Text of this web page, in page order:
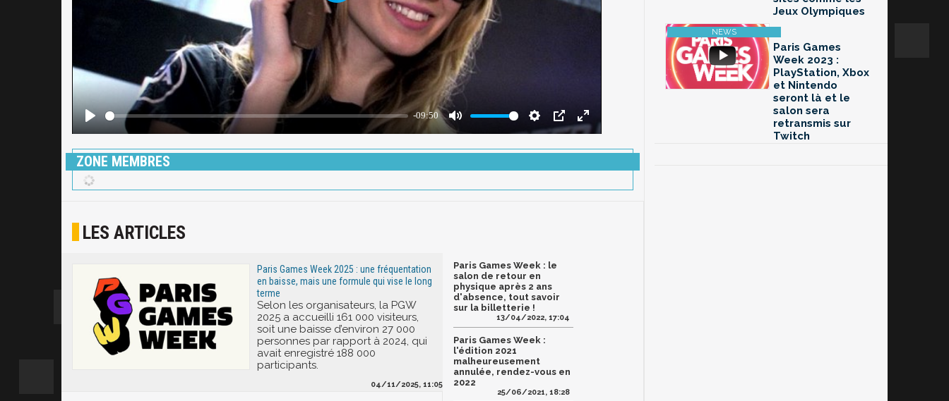
ZONE MEMBRES
LES ARTICLES
Paris Games Week 2025 : une fréquentation
en baisse, mais une formule qui vise le long
terme
Selon les organisateurs, la PGW
2025 a accueilli 161 000 visiteurs,
soit une baisse d’environ 27 000
personnes par rapport à 2024, qui
avait enregistré 188 000
participants.
04/11/2025, 11:05
Paris Games Week : le
salon de retour en
physique après 2 ans
d'absence, tout savoir
sur la billetterie !
13/04/2022, 17:04
Paris Games Week :
l'édition 2021
malheureusement
annulée, rendez-vous en
2022
25/06/2021, 18:28
Jeux Olympiques
Paris Games
Week 2023 :
PlayStation, Xbox
et Nintendo
seront là et le
salon sera
retransmis sur
Twitch